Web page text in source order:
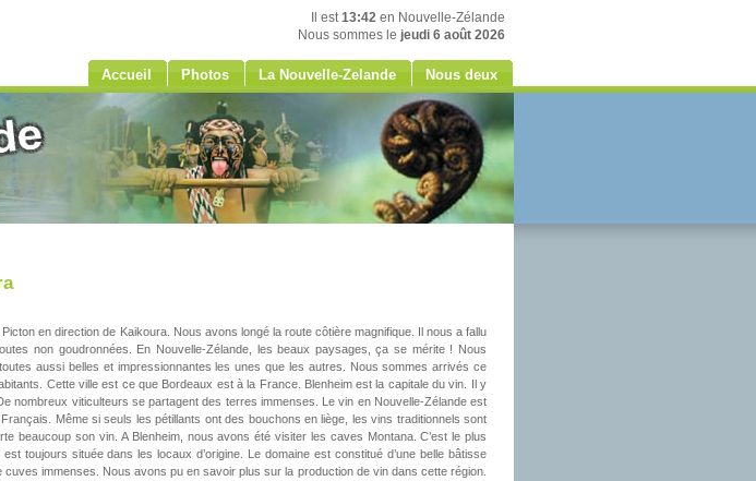
Il est13:42 en Nouvelle-Zélande
Nous sommes le jeudi 6 août 2026
Accueil Photos La Nouvelle-Zelande Nous deux
en direction de Kaikoura. Nous avons longé la route côtière magnifique. Il nous a fallu
non goudronnées. En Nouvelle-Zélande, les beaux paysages, ça se mérite ! Nous
aussi belles et impressionnantes les unes que les autres. Nous sommes arrivés ce
Cette ville est ce que Bordeaux est à la France. Blenheim est la capitale du vin. Il y
nombreux viticulteurs se partagent des terres immenses. Le vin en Nouvelle-Zélande est
Même si seuls les pétillants ont des bouchons en liège, les vins traditionnels sont
beaucoup son vin. A Blenheim, nous avons été visiter les caves Montana. C’est le plus
toujours située dans les locaux d’origine. Le domaine est constitué d’une belle bâtisse
immenses. Nous avons pu en savoir plus sur la production de vin dans cette région.